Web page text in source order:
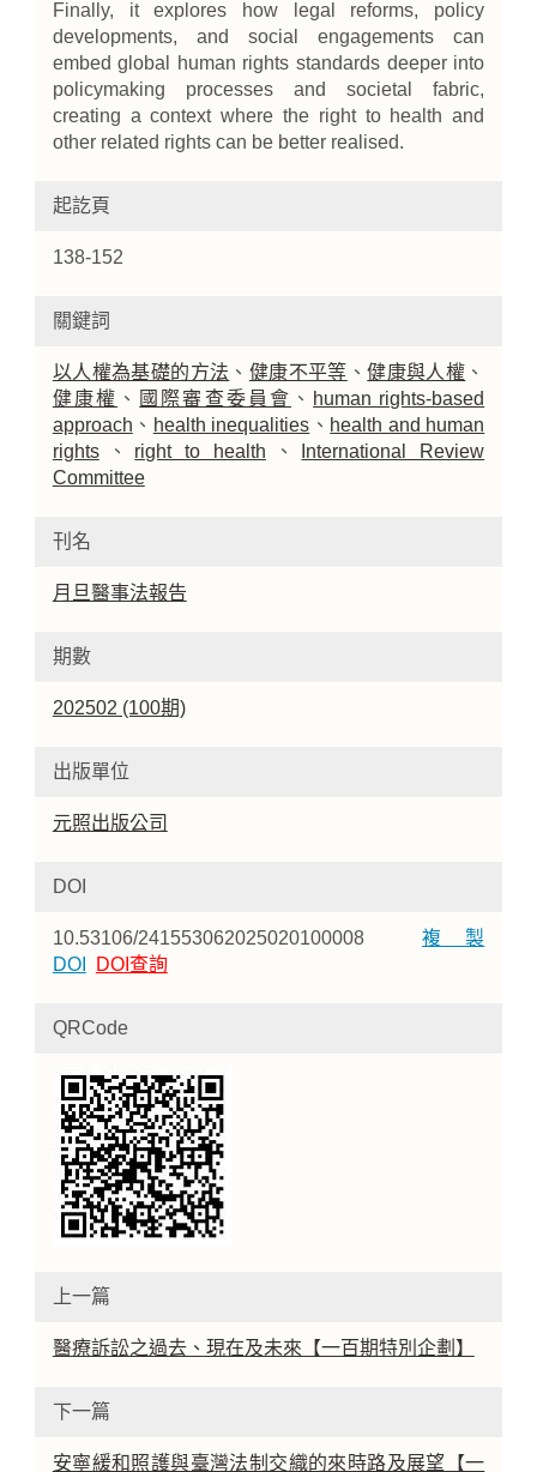
Finally, it explores how legal reforms, policy
developments, and social engagements can
embed global human rights standards deeper into
policymaking processes and societal fabric,
creating a context where the right to health and
other related rights can be better realised.
起訖頁
138-152
關鍵詞
以人權為基礎的方法 、 健康不平等 、健康與人權 、
健康權 、 國際審查委員會 、 human rights-based
approach 、 health inequalities 、 health and human
rights、 right to health 、
International Review
Committee
刊名
月旦醫事法報告
期數
202502 (100期)
出版單位
元照出版公司
DOI
10.53106/241553062025020100008複製
DOI
DOI查詢
QRCode
上一篇
醫療訴訟之過去、現在及未來【一百期特別企劃】
下一篇
安寧緩和照護與臺灣法制交織的來時路及展望【一